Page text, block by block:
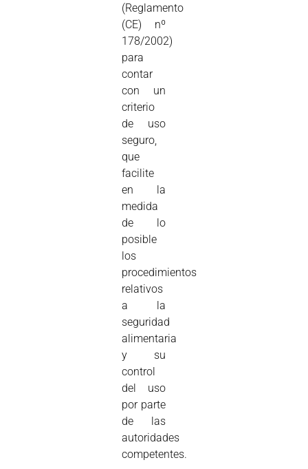
(Reglamento
(CE) nº
178/2002)
para
contar
con un
criterio
de uso
seguro,
que
facilite
en la
medida
de lo
posible
los
procedimientos
relativos
a la
seguridad
alimentaria
y su
control
del uso
por parte
de las
autoridades
competentes.